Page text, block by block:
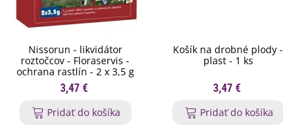
Nissorun - likvidátor
roztočcov - Floraservis -
ochrana rastlín - 2 x 3,5 g
3,47 €
Pridať do košíka
Košík na drobné plody -
plast - 1 ks
3,47 €
Pridať do košíka